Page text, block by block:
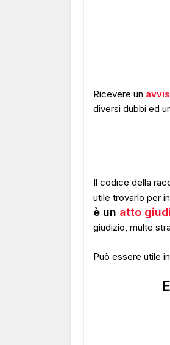
Ricevere un
diversi dubbi ed
Il codice della
utile trovarlo per
è un atto
giudizio, multe
Può essere utile